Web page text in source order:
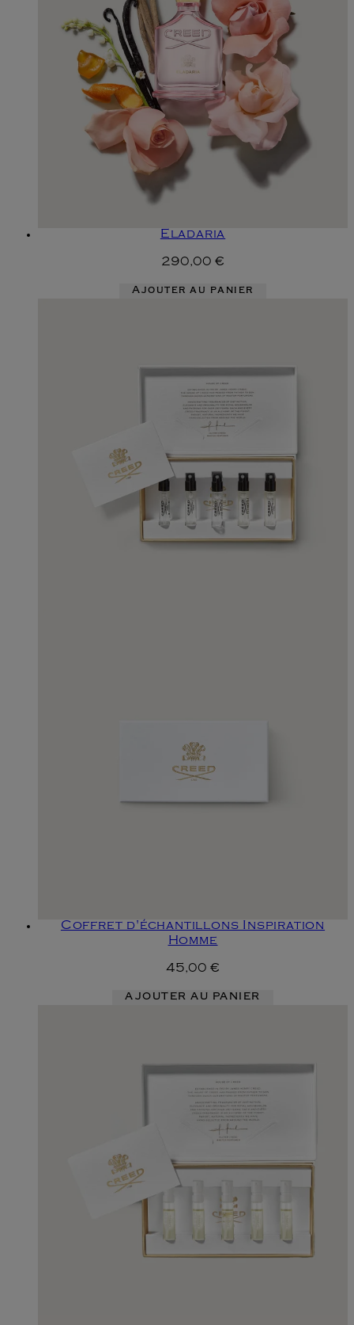
Eladaria
290,00 €
Ajouter au panier
Coffret d'échantillons Inspiration
Homme
45,00 €
AJOUTER AU PANIER